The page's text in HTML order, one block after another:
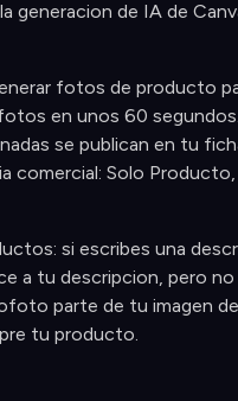
generacion de IA de
fotos de producto
en unos 60
se publican en tu
comercial: Solo
si escribes una
a tu descripcion, pero
parte de tu imagen
tu producto.